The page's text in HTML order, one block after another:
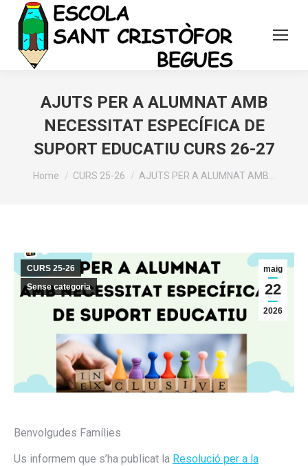
AJUTS PER A ALUMNAT AMB
NECESSITAT ESPECÍFICA DE
SUPORT EDUCATIU CURS 26-27
You are here:
Home CURS 25-26 AJUTS PER A ALUMNAT AMB…
maig
22
2026
CURS 25-26
Sense categoria
Benvolgudes Famílies
Us informem que s’ha publicat la Resolució per a la